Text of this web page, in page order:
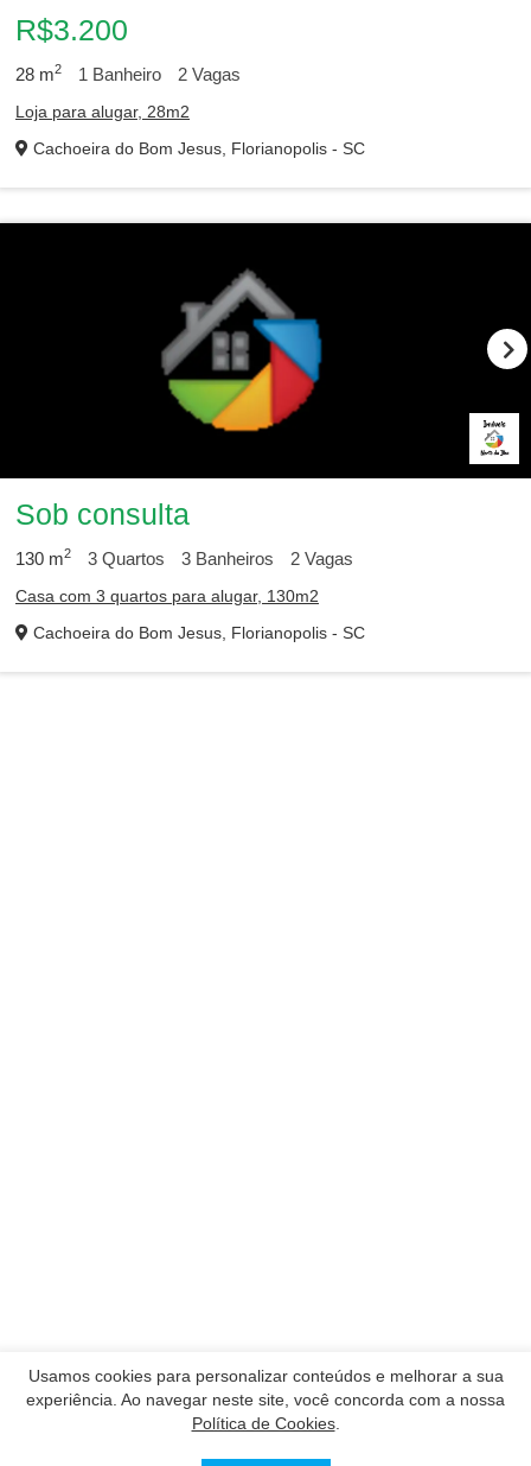
R$3.200
28 m2 1 Banheiro 2 Vagas
Loja para alugar, 28m2
Cachoeira do Bom Jesus, Florianopolis - SC
Sob consulta
130 m2 3 Quartos 3 Banheiros 2 Vagas
Casa com 3 quartos para alugar, 130m2
Cachoeira do Bom Jesus, Florianopolis - SC
Usamos cookies para personalizar conteúdos e melhorar a sua
experiência. Ao navegar neste site, você concorda com a nossa
Política de Cookies.